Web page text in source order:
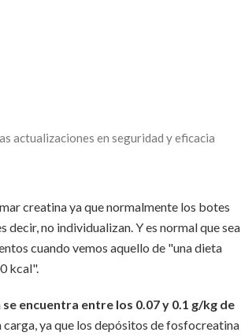
actualizaciones en seguridad y eficacia
creatina ya que normalmente los botes
decir, no individualizan. Y es normal que sea
cuando vemos aquello de "una dieta
kcal".
se encuentra entre los 0.07 y 0.1 g/kg de
carga, ya que los depósitos de fosfocreatina